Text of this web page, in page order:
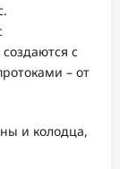
с
– от